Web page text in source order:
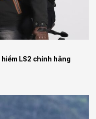
LS2 chính hãng